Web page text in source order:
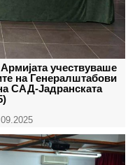
учествуваше
на Генералштабови
САД-Јадранската